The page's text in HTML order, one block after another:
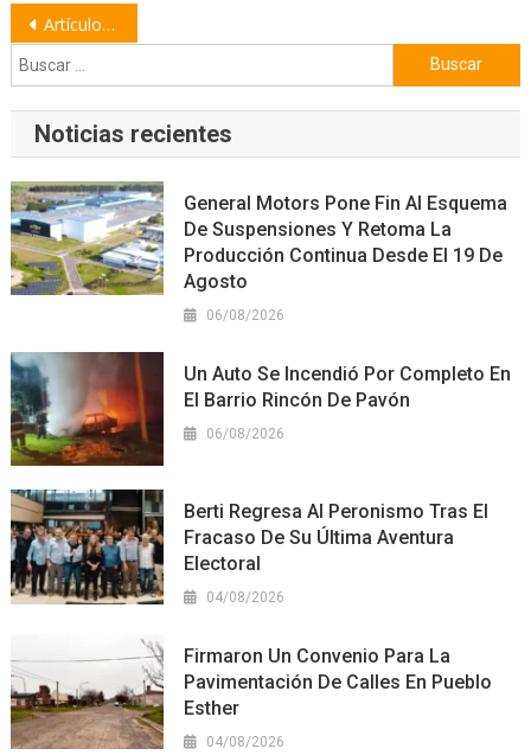
Navegación
de
entradas
Artículos antiguos
Buscar:
Noticias recientes
General Motors Pone Fin Al Esquema
De Suspensiones Y Retoma La
Producción Continua Desde El 19 De
Agosto
06/08/2026
Un Auto Se Incendió Por Completo En
El Barrio Rincón De Pavón
06/08/2026
Berti Regresa Al Peronismo Tras El
Fracaso De Su Última Aventura
Electoral
04/08/2026
Firmaron Un Convenio Para La
Pavimentación De Calles En Pueblo
Esther
04/08/2026